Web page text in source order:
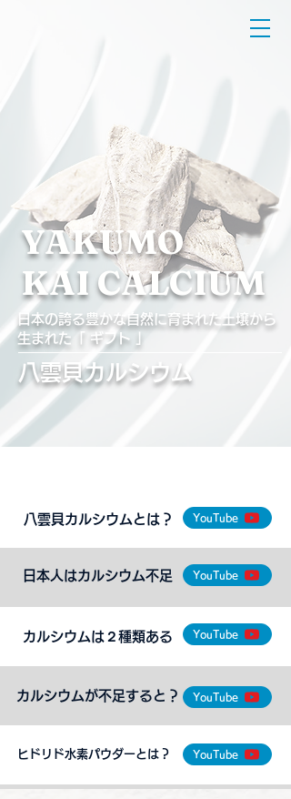
YAKUMO
KAI CALCIUM​
日本の誇る豊かな自然に育まれた土壌から
生まれた「 ギフト 」
​八雲貝カルシウム
​八雲貝カルシウムとは？ YouTube
​日本人はカルシウム不足 YouTube
​カルシウムは２種類ある YouTube
​カルシウムが不足すると？ YouTube
​ヒドリド水素パウダーとは？ YouTube